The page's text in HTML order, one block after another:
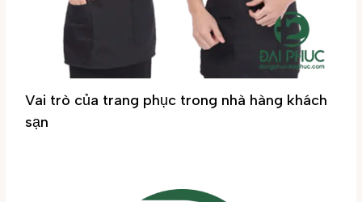
Vai trò của trang phục trong nhà hàng khách
sạn